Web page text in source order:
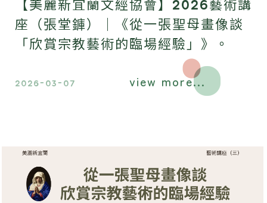
【美麗新宜蘭文經協會】2026藝術講
座（張堂龲​）｜《從一張聖母畫像談
「欣賞宗教藝術的臨場經驗」》。
2026-03-07 view more...